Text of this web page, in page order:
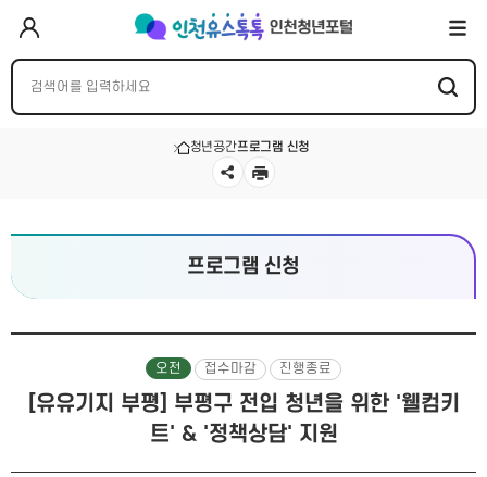
청년공간프로그램 신청
프로그램 신청
오전 접수마감 진행종료
[유유기지 부평] 부평구 전입 청년을 위한 '웰컴키
트' & '정책상담' 지원